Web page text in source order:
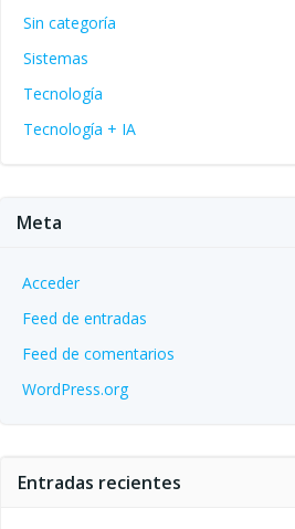
Sin categoría
Sistemas
Tecnología
Tecnología + IA
Meta
Acceder
Feed de entradas
Feed de comentarios
WordPress.org
Entradas recientes